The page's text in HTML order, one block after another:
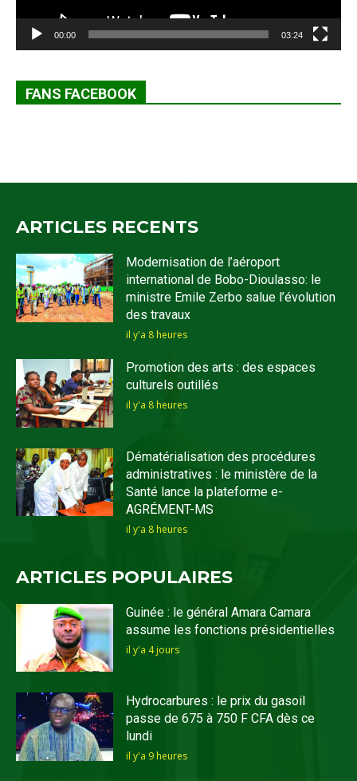
00:00 03:24
FANS FACEBOOK
ARTICLES RECENTS
Modernisation de l’aéroport
international de Bobo-Dioulasso: le
ministre Emile Zerbo salue l’évolution
des travaux
il y'a 8 heures
Promotion des arts : des espaces
culturels outillés
il y'a 8 heures
Dématérialisation des procédures
administratives : le ministère de la
Santé lance la plateforme e-
AGRÉMENT-MS
il y'a 8 heures
ARTICLES POPULAIRES
Guinée : le général Amara Camara
assume les fonctions présidentielles
il y'a 4 jours
Hydrocarbures : le prix du gasoil
passe de 675 à 750 F CFA dès ce
lundi
il y'a 9 heures